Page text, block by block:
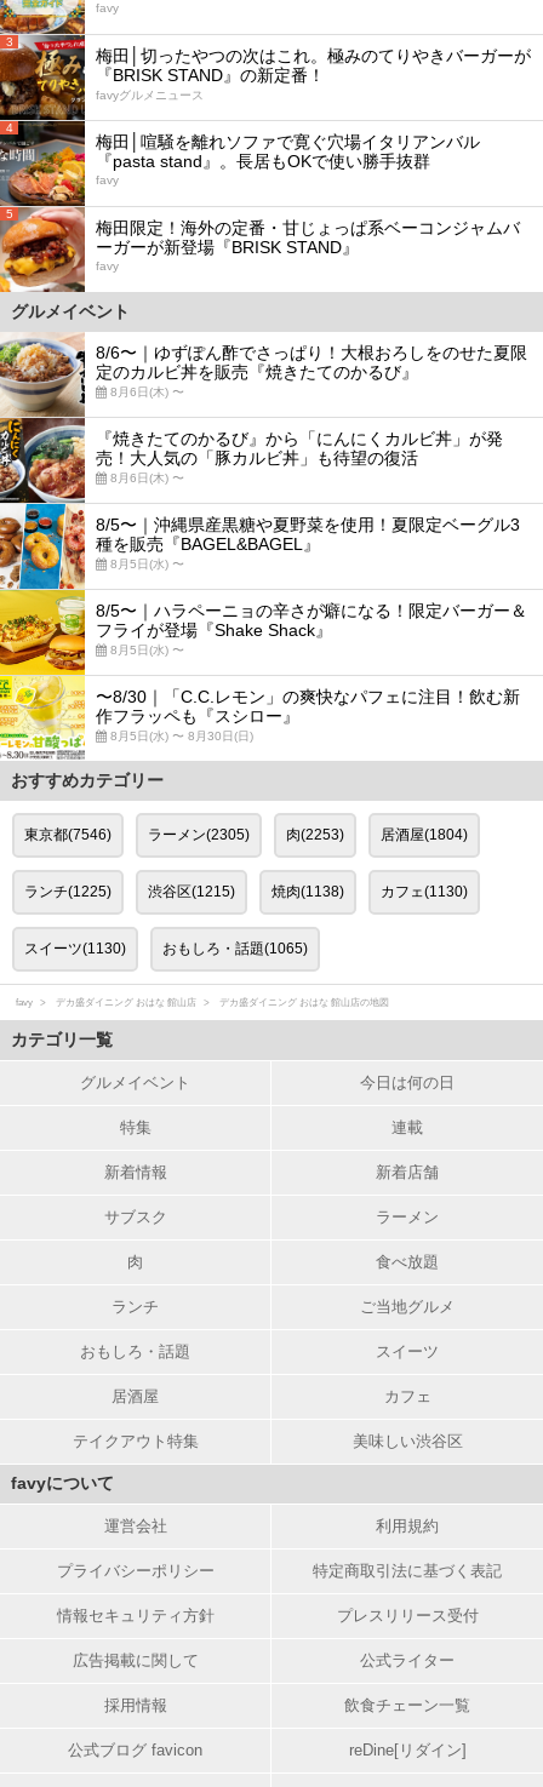
favy
3
梅田│切ったやつの次はこれ。極みのてりやきバーガーが
『BRISK STAND』の新定番！
favyグルメニュース
4
梅田│喧騒を離れソファで寛ぐ穴場イタリアンバル
『pasta stand』。長居もOKで使い勝手抜群
favy
5
梅田限定！海外の定番・甘じょっぱ系ベーコンジャムバ
ーガーが新登場『BRISK STAND』
favy
グルメイベント
8/6〜｜ゆずぽん酢でさっぱり！大根おろしをのせた夏限
定のカルビ丼を販売『焼きたてのかるび』
8月6日(木) 〜
『焼きたてのかるび』から「にんにくカルビ丼」が発
売！大人気の「豚カルビ丼」も待望の復活
8月6日(木) 〜
8/5〜｜沖縄県産黒糖や夏野菜を使用！夏限定ベーグル3
種を販売『BAGEL&BAGEL』
8月5日(水) 〜
8/5〜｜ハラペーニョの辛さが癖になる！限定バーガー＆
フライが登場『Shake Shack』
8月5日(水) 〜
〜8/30｜「C.C.レモン」の爽快なパフェに注目！飲む新
作フラッペも『スシロー』
8月5日(水) 〜 8月30日(日)
おすすめカテゴリー
東京都(7546) ラーメン(2305) 肉(2253) 居酒屋(1804)
ランチ(1225) 渋谷区(1215) 焼肉(1138) カフェ(1130)
スイーツ(1130) おもしろ・話題(1065)
favy デカ盛ダイニング おはな 館山店 デカ盛ダイニング おはな 館山店の地図
カテゴリ一覧
グルメイベント 今日は何の日
特集 連載
新着情報 新着店舗
サブスク ラーメン
肉 食べ放題
ランチ ご当地グルメ
おもしろ・話題 スイーツ
居酒屋 カフェ
テイクアウト特集 美味しい渋谷区
favyについて
運営会社 利用規約
プライバシーポリシー 特定商取引法に基づく表記
情報セキュリティ方針 プレスリリース受付
広告掲載に関して 公式ライター
採用情報 飲食チェーン一覧
公式ブログ favicon reDine[リダイン]